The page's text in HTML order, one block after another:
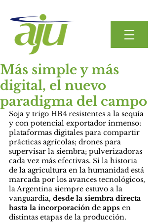
Más simple y más
digital, el nuevo
paradigma del campo
Soja y trigo HB4 resistentes a la sequía
y con potencial exportador inmenso:
plataformas digitales para compartir
prácticas agrícolas; drones para
supervisar la siembra; pulverizadoras
cada vez más efectivas. Si la historia
de la agricultura en la humanidad está
marcada por los avances tecnológicos,
la Argentina siempre estuvo a la
vanguardia, desde la siembra directa
hasta la incorporación de apps en
distintas etapas de la producción.